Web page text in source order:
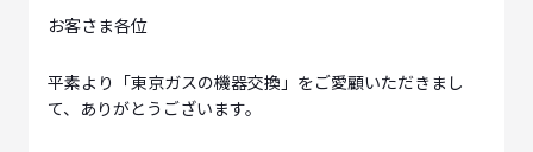
お客さま各位
平素より「東京ガスの機器交換」をご愛顧いただきまし
て、ありがとうございます。